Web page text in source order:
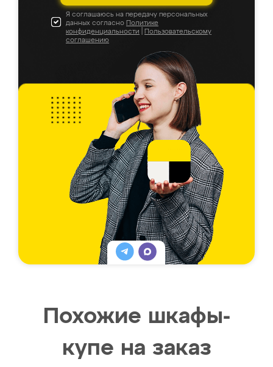
Я соглашаюсь на передачу персональных
данных согласно Политике
конфиденциальности
Пользовательскому
соглашению
Похожие шкафы-
купе на заказ